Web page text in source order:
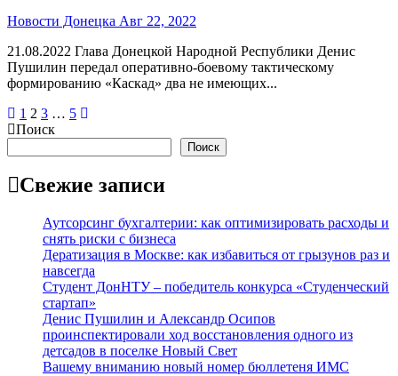
Новости Донецка Авг 22, 2022
21.08.2022 Глава Донецкой Народной Республики Денис
Пушилин передал оперативно-боевому тактическому
формированию «Каскад» два не имеющих...
Пагинация
записей
1 2 3 … 5
Поиск
Поиск
Свежие записи
Аутсорсинг бухгалтерии: как оптимизировать расходы и
снять риски с бизнеса
Дератизация в Москве: как избавиться от грызунов раз и
навсегда
Студент ДонНТУ – победитель конкурса «Студенческий
стартап»
Денис Пушилин и Александр Осипов
проинспектировали ход восстановления одного из
детсадов в поселке Новый Свет
Вашему вниманию новый номер бюллетеня ИМС